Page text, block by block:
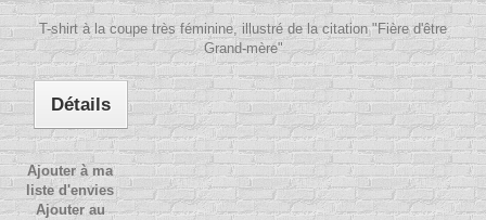
T-shirt à la coupe très féminine, illustré de la citation "Fière d'être
Grand-mère"
Détails
Ajouter à ma
liste d'envies
Ajouter au